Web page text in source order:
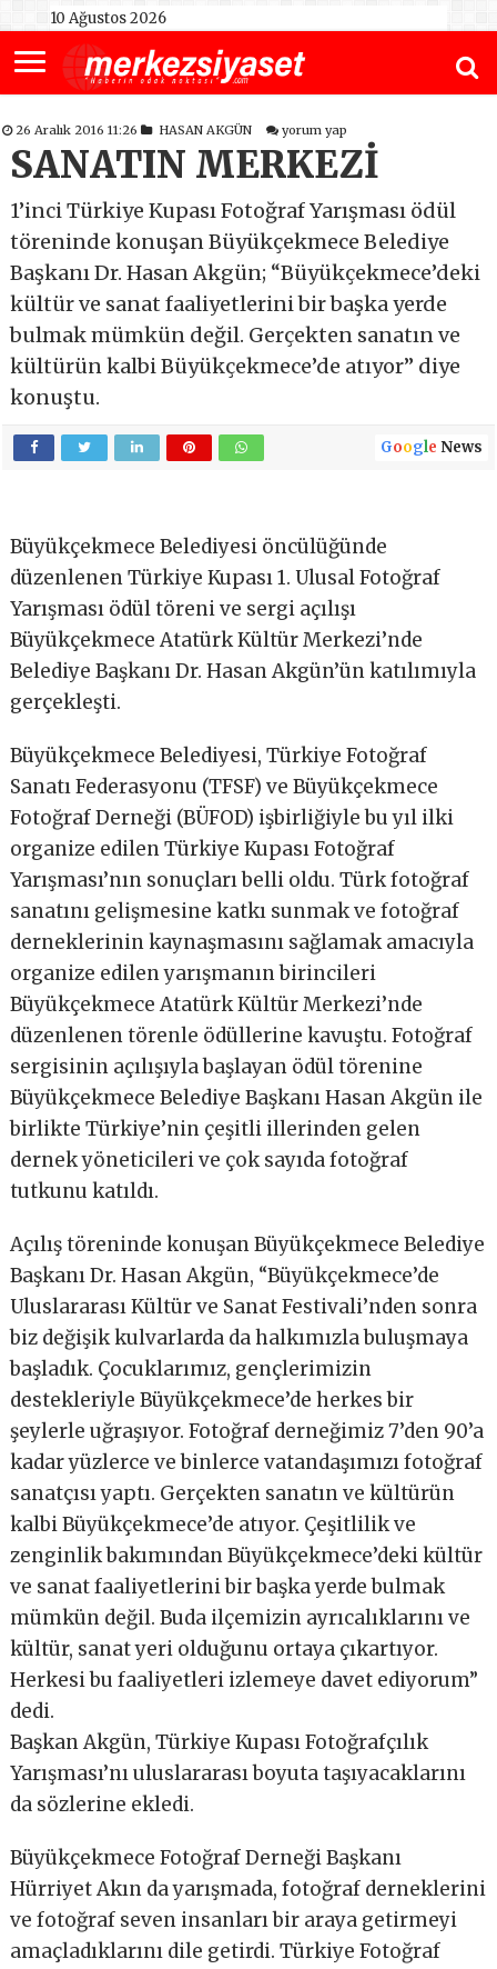
10 Ağustos 2026
26 Aralık 2016 11:26 HASAN AKGÜN yorum yap
SANATIN MERKEZİ
1’inci Türkiye Kupası Fotoğraf Yarışması ödül
töreninde konuşan Büyükçekmece Belediye
Başkanı Dr. Hasan Akgün; “Büyükçekmece’deki
kültür ve sanat faaliyetlerini bir başka yerde
bulmak mümkün değil. Gerçekten sanatın ve
kültürün kalbi Büyükçekmece’de atıyor” diye
konuştu.
Google News
Büyükçekmece Belediyesi öncülüğünde
düzenlenen Türkiye Kupası 1. Ulusal Fotoğraf
Yarışması ödül töreni ve sergi açılışı
Büyükçekmece Atatürk Kültür Merkezi’nde
Belediye Başkanı Dr. Hasan Akgün’ün katılımıyla
gerçekleşti.
Büyükçekmece Belediyesi, Türkiye Fotoğraf
Sanatı Federasyonu (TFSF) ve Büyükçekmece
Fotoğraf Derneği (BÜFOD) işbirliğiyle bu yıl ilki
organize edilen Türkiye Kupası Fotoğraf
Yarışması’nın sonuçları belli oldu. Türk fotoğraf
sanatını gelişmesine katkı sunmak ve fotoğraf
derneklerinin kaynaşmasını sağlamak amacıyla
organize edilen yarışmanın birincileri
Büyükçekmece Atatürk Kültür Merkezi’nde
düzenlenen törenle ödüllerine kavuştu. Fotoğraf
sergisinin açılışıyla başlayan ödül törenine
Büyükçekmece Belediye Başkanı Hasan Akgün ile
birlikte Türkiye’nin çeşitli illerinden gelen
dernek yöneticileri ve çok sayıda fotoğraf
tutkunu katıldı.
Açılış töreninde konuşan Büyükçekmece Belediye
Başkanı Dr. Hasan Akgün, “Büyükçekmece’de
Uluslararası Kültür ve Sanat Festivali’nden sonra
biz değişik kulvarlarda da halkımızla buluşmaya
başladık. Çocuklarımız, gençlerimizin
destekleriyle Büyükçekmece’de herkes bir
şeylerle uğraşıyor. Fotoğraf derneğimiz 7’den 90’a
kadar yüzlerce ve binlerce vatandaşımızı fotoğraf
sanatçısı yaptı. Gerçekten sanatın ve kültürün
kalbi Büyükçekmece’de atıyor. Çeşitlilik ve
zenginlik bakımından Büyükçekmece’deki kültür
ve sanat faaliyetlerini bir başka yerde bulmak
mümkün değil. Buda ilçemizin ayrıcalıklarını ve
kültür, sanat yeri olduğunu ortaya çıkartıyor.
Herkesi bu faaliyetleri izlemeye davet ediyorum”
dedi.
Başkan Akgün, Türkiye Kupası Fotoğrafçılık
Yarışması’nı uluslararası boyuta taşıyacaklarını
da sözlerine ekledi.
Büyükçekmece Fotoğraf Derneği Başkanı
Hürriyet Akın da yarışmada, fotoğraf derneklerini
ve fotoğraf seven insanları bir araya getirmeyi
amaçladıklarını dile getirdi. Türkiye Fotoğraf